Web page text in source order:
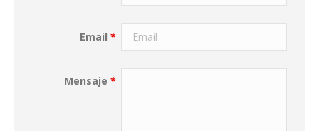
Email*
Mensaje*